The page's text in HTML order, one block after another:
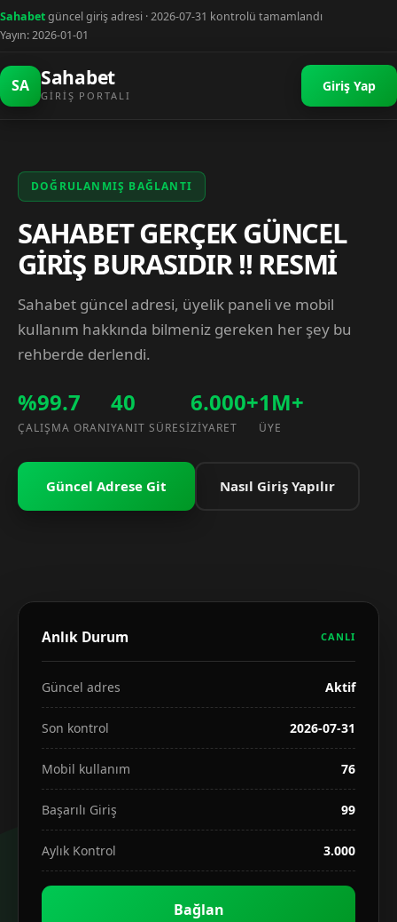
Sahabetgüncel giriş adresi · 2026-07-31 kontrolü tamamlandı
Yayın: 2026-01-01
SA Sahabet
GIRIŞ PORTALI
Giriş Yap
DOĞRULANMIŞ BAĞLANTI
SAHABET GERÇEK GÜNCEL
GİRİŞ BURASIDIR !! RESMİ
Sahabet güncel adresi, üyelik paneli ve mobil
kullanım hakkında bilmeniz gereken her şey bu
rehberde derlendi.
%99.7
ÇALIŞMA ORANI
40
YANIT SÜRESI
6.000+
ZIYARET
1M+
ÜYE
Güncel Adrese Git Nasıl Giriş Yapılır
Anlık Durum CANLI
Güncel adres Aktif
Son kontrol 2026-07-31
Mobil kullanım 76
Başarılı Giriş 99
Aylık Kontrol 3.000
Bağlan